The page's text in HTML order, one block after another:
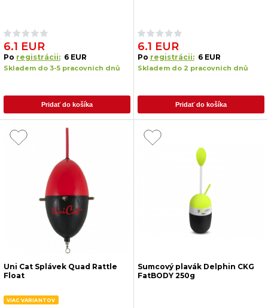
6.1 EUR
Po registrácii: 6 EUR
Skladem do 3-5 pracovních dnů
Pridať do košíka
6.1 EUR
Po registrácii: 6 EUR
Skladem do 2 pracovních dnů
Pridať do košíka
Uni Cat Splávek Quad Rattle
Float
VIAC VARIANTOV
Sumcový plavák Delphin CKG
FatBODY 250g